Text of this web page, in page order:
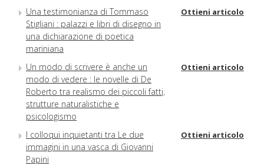
Una testimonianza di Tommaso
Stigliani : palazzi e libri di disegno in
una dichiarazione di poetica
mariniana
Ottieni articolo
Un modo di scrivere è anche un
modo di vedere : le novelle di De
Roberto tra realismo dei piccoli fatti,
strutture naturalistiche e
psicologismo
Ottieni articolo
I colloqui inquietanti tra Le due
immagini in una vasca di Giovanni
Papini
Ottieni articolo